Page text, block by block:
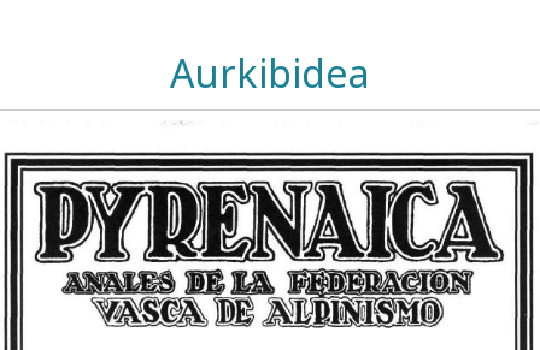
Aurkibidea